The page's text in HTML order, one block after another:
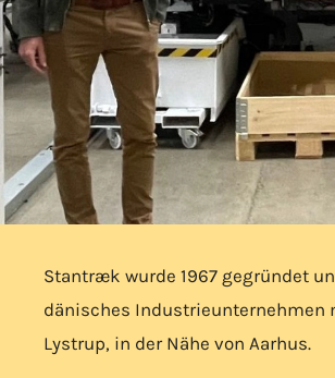
Stantræk wurde 1967 gegründet
dänisches Industrieunternehmen
Lystrup, in der Nähe von Aarhus.